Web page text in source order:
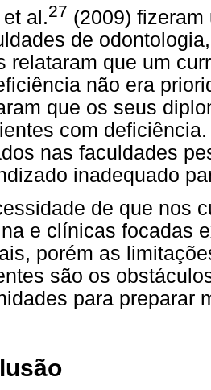
al.27 (2009)
de
relataram que um
não era
que os seus
com
nas faculdades
inadequado
de que nos
e clínicas focadas
porém as
são os
para preparar